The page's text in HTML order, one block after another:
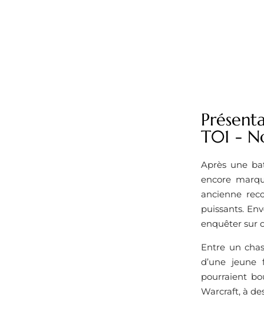
T01 -
Après une
encore
ancienne
puissants.
enquêter sur
Entre un
d’une jeune
pourraient
Warcraft, à